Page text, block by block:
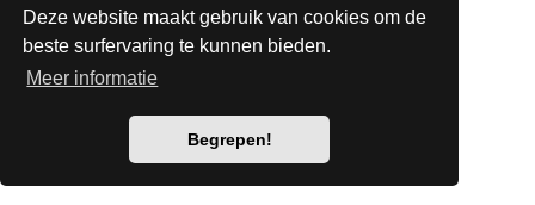
Deze website maakt gebruik van cookies om de
beste surfervaring te kunnen bieden.
Meer informatie
Begrepen!